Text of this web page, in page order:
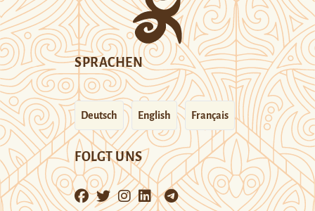
SPRACHEN
Deutsch English Français
FOLGT UNS